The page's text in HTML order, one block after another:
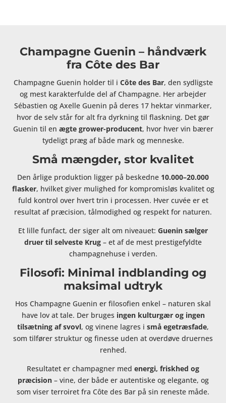
Champagne Guenin – håndværk
fra Côte des Bar
Champagne Guenin holder til i Côte des Bar, den sydligste
og mest karakterfulde del af Champagne. Her arbejder
Sébastien og Axelle Guenin på deres 17 hektar vinmarker,
hvor de selv står for alt fra dyrkning til flaskning. Det gør
Guenin til en ægte grower-producent, hvor hver vin bærer
tydeligt præg af både mark og menneske.
Små mængder, stor kvalitet
Den årlige produktion ligger på beskedne 10.000–20.000
flasker, hvilket giver mulighed for kompromisløs kvalitet og
fuld kontrol over hvert trin i processen. Hver cuvée er et
resultat af præcision, tålmodighed og respekt for naturen.
Et lille funfact, der siger alt om niveauet: Guenin sælger
druer til selveste Krug – et af de mest prestigefyldte
champagnehuse i verden.
Filosofi: Minimal indblanding og
maksimal udtryk
Hos Champagne Guenin er filosofien enkel – naturen skal
have lov at tale. Der bruges ingen kulturgær og ingen
tilsætning af svovl, og vinene lagres i små egetræsfade,
som tilfører struktur og finesse uden at overdøve druernes
renhed.
Resultatet er champagner med energi, friskhed og
præcision– vine, der både er autentiske og elegante, og
som viser terroiret fra Côte des Bar på sin reneste måde.